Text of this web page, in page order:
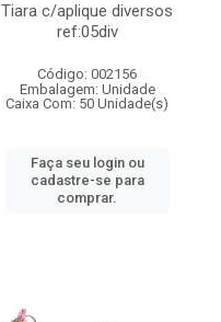
Tiara c/aplique diversos
ref:05div
Código: 002156
Embalagem: Unidade
Caixa Com: 50 Unidade(s)
Faça seu login ou
cadastre-se para
comprar.